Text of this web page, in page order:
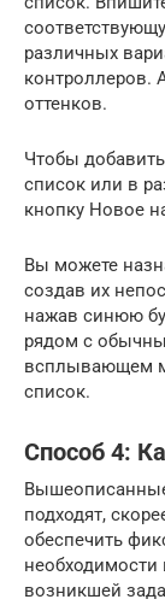
различных
контроллеров.
оттенков.
Чтобы
список или в
кнопку Новое
Вы можете
создав их
нажав синюю
рядом с
всплывающем
список.
Способ 4:
подходят,
обеспечить
возникшей